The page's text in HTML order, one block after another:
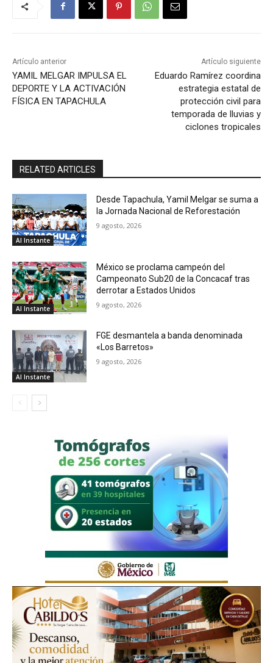
Artículo anterior
YAMIL MELGAR IMPULSA EL
DEPORTE Y LA ACTIVACIÓN
FÍSICA EN TAPACHULA
Artículo siguiente
Eduardo Ramírez coordina
estrategia estatal de
protección civil para
temporada de lluvias y
ciclones tropicales
RELATED ARTICLES
Al Instante
Desde Tapachula, Yamil Melgar se suma a
la Jornada Nacional de Reforestación
9 agosto, 2026
Al Instante
México se proclama campeón del
Campeonato Sub20 de la Concacaf tras
derrotar a Estados Unidos
9 agosto, 2026
Al Instante
FGE desmantela a banda denominada
«Los Barretos»
9 agosto, 2026